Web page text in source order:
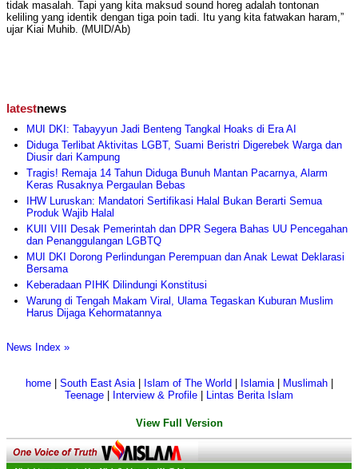
tidak masalah. Tapi yang kita maksud sound horeg adalah tontonan
keliling yang identik dengan tiga poin tadi. Itu yang kita fatwakan haram,”
ujar Kiai Muhib. (MUID/Ab)
latestnews
MUI DKI: Tabayyun Jadi Benteng Tangkal Hoaks di Era AI
Diduga Terlibat Aktivitas LGBT, Suami Beristri Digerebek Warga dan
Diusir dari Kampung
Tragis! Remaja 14 Tahun Diduga Bunuh Mantan Pacarnya, Alarm
Keras Rusaknya Pergaulan Bebas
IHW Luruskan: Mandatori Sertifikasi Halal Bukan Berarti Semua
Produk Wajib Halal
KUII VIII Desak Pemerintah dan DPR Segera Bahas UU Pencegahan
dan Penanggulangan LGBTQ
MUI DKI Dorong Perlindungan Perempuan dan Anak Lewat Deklarasi
Bersama
Keberadaan PIHK Dilindungi Konstitusi
Warung di Tengah Makam Viral, Ulama Tegaskan Kuburan Muslim
Harus Dijaga Kehormatannya
News Index »
home| South East Asia| Islam of The World| Islamia| Muslimah|
Teenage | Interview & Profile | Lintas Berita Islam
View Full Version